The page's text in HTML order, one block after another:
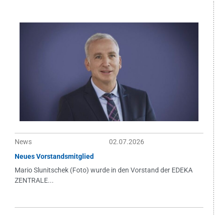
News
02.07.2026
Neues Vorstandsmitglied
Mario Slunitschek (Foto) wurde in den Vorstand der EDEKA
ZENTRALE...